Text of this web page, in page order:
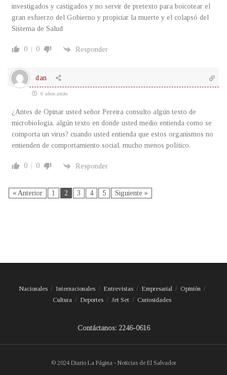
investigados y castigados y no servir de pretexto para boicotear el
gran esfuerzo del Gobierno y propiciar la muerte y el colapsó del
Sistema de Salud
0 0 Responder
dan
6 años atrás
¿Antes de Opinar usted señor Pereira consulto algún texto de
microbiologia, algún texto en donde usted medio entienda como se
comporta un virus? cuando usted entienda que estos organismos no
entienden de comportamiento social, mucho menos político.
0 0 Responder
« Anterior 1 2 3 4 5 Siguiente »
Nacionales Internacionales Entrevistas Empresarial
Opinión
Cultura
Deportes Jet Set Curiosidades
Contáctanos: 2246-0616
© 2024 Diario La Página - Noticias de El Salvador